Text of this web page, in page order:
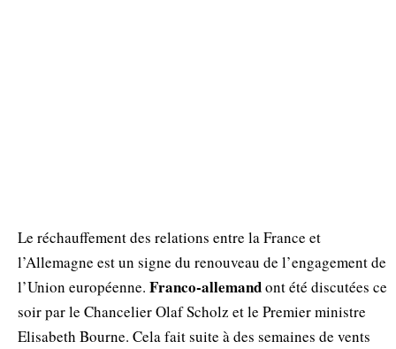
Le réchauffement des relations entre la France et
l’Allemagne est un signe du renouveau de l’engagement de
l’Union européenne. Franco-allemandont été discutées ce
soir par le Chancelier Olaf Scholz et le Premier ministre
Elisabeth Bourne. Cela fait suite à des semaines de vents